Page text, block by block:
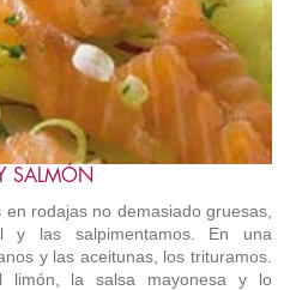
SALMÓN
rodajas no demasiado gruesas,
y las salpimentamos. En una
y las aceitunas, los trituramos.
limón, la salsa mayonesa y lo